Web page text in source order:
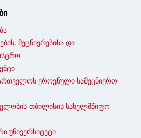
მეცნიერებისა და
ეროვნული სამეცნიერო
თბილისის სახელმწიფო
უნივერსიტეტი